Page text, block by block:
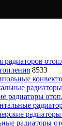
радиаторов
8533
радиаторы
радиаторы